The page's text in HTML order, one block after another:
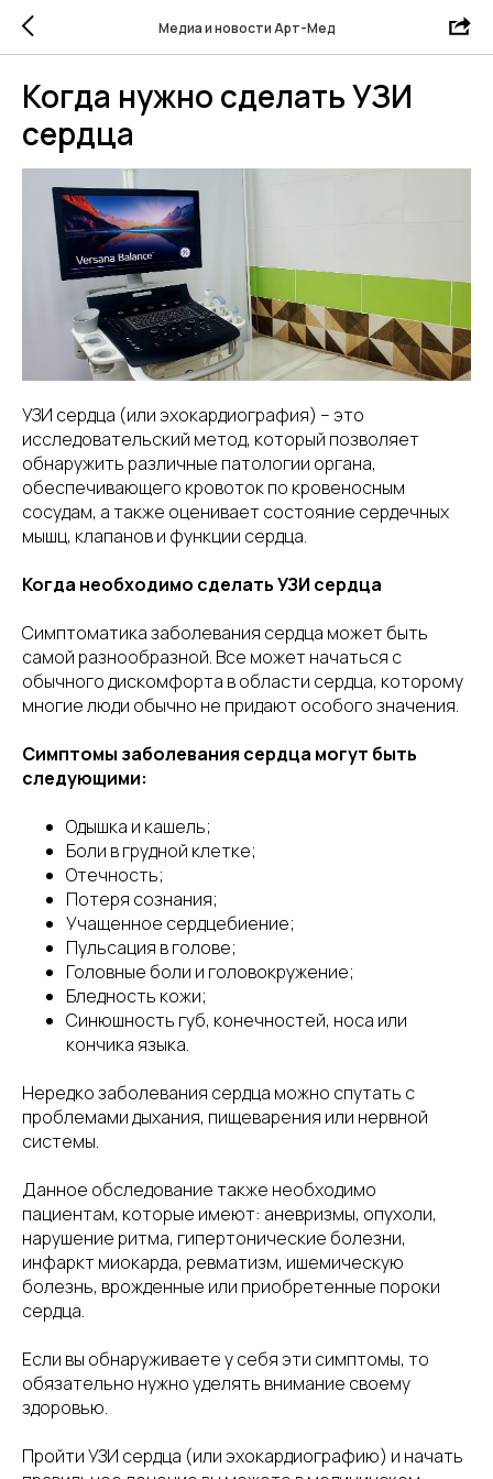
Медиа и новости Арт-Мед
Когда нужно сделать УЗИ
сердца
УЗИ сердца (или эхокардиография) – это
исследовательский метод, который позволяет
обнаружить различные патологии органа,
обеспечивающего кровоток по кровеносным
сосудам, а также оценивает состояние сердечных
мышц, клапанов и функции сердца.
Когда необходимо сделать УЗИ сердца
Симптоматика заболевания сердца может быть
самой разнообразной. Все может начаться с
обычного дискомфорта в области сердца, которому
многие люди обычно не придают особого значения.
Симптомы заболевания сердца могут быть
следующими:
Одышка и кашель;
Боли в грудной клетке;
Отечность;
Потеря сознания;
Учащенное сердцебиение;
Пульсация в голове;
Головные боли и головокружение;
Бледность кожи;
Синюшность губ, конечностей, носа или
кончика языка.
Нередко заболевания сердца можно спутать с
проблемами дыхания, пищеварения или нервной
системы.
Данное обследование также необходимо
пациентам, которые имеют: аневризмы, опухоли,
нарушение ритма, гипертонические болезни,
инфаркт миокарда, ревматизм, ишемическую
болезнь, врожденные или приобретенные пороки
сердца.
Если вы обнаруживаете у себя эти симптомы, то
обязательно нужно уделять внимание своему
здоровью.
Пройти УЗИ сердца (или эхокардиографию) и начать